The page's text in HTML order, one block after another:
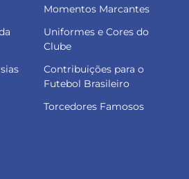
Momentos Marcantes
Uniformes e Cores do
Clube
Contribuições para o
Futebol Brasileiro
Torcedores Famosos